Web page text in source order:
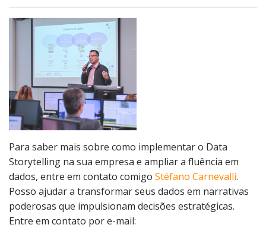
Para saber mais sobre como implementar o Data
Storytelling na sua empresa e ampliar a fluência em
dados, entre em contato comigo Stéfano Carnevalli.
Posso ajudar a transformar seus dados em narrativas
poderosas que impulsionam decisões estratégicas.
Entre em contato por e-mail: